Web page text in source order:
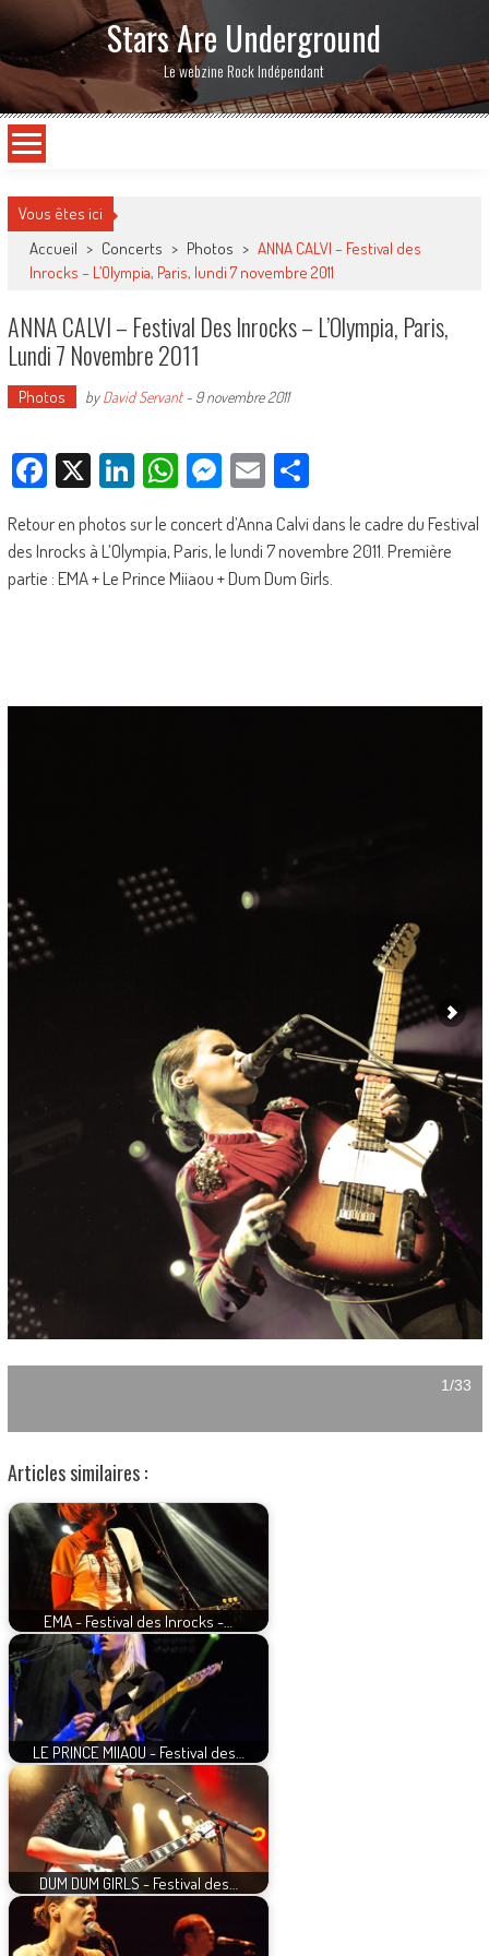
Stars Are Underground
Le webzine Rock Indépendant
Vous êtes ici
Accueil > Concerts > Photos > ANNA CALVI – Festival des
Inrocks – L’Olympia, Paris, lundi 7 novembre 2011
ANNA CALVI – Festival Des Inrocks – L’Olympia, Paris,
Lundi 7 Novembre 2011
Photos byDavid Servant- 9 novembre 2011
Facebook
X LinkedIn
WhatsApp
Messenger
EmailPartager
Retour en photos sur le concert d’Anna Calvi dans le cadre du Festival
des Inrocks à L’Olympia, Paris, le lundi 7 novembre 2011. Première
partie : EMA + Le Prince Miiaou + Dum Dum Girls.
Articles similaires :
EMA - Festival des Inrocks -…
LE PRINCE MIIAOU - Festival des…
DUM DUM GIRLS - Festival des…